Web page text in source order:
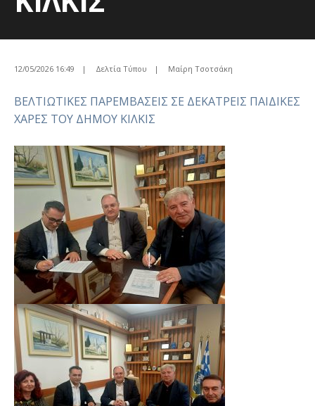
12/05/2026 16:49 | Δελτία Τύπου | Μαίρη Τσοτσάκη
ΒΕΛΤΙΩΤΙΚΕΣ ΠΑΡΕΜΒΑΣΕΙΣ ΣΕ ΔΕΚΑΤΡΕΙΣ ΠΑΙΔΙΚΕΣ
ΧΑΡΕΣ ΤΟΥ ΔΗΜΟΥ ΚΙΛΚΙΣ